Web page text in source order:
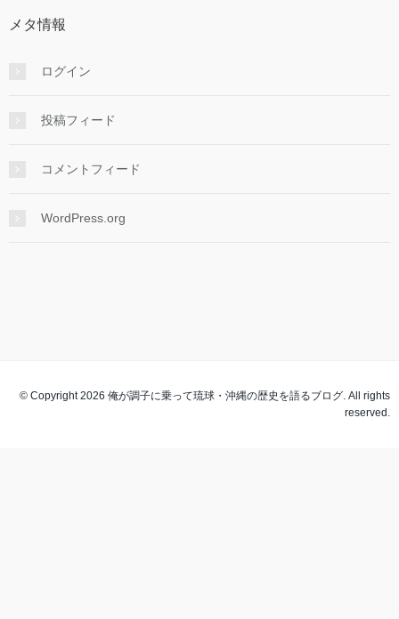
メタ情報
ログイン
投稿フィード
コメントフィード
WordPress.org
© Copyright 2026 俺が調子に乗って琉球・沖縄の歴史を語るブログ. All rights
reserved.